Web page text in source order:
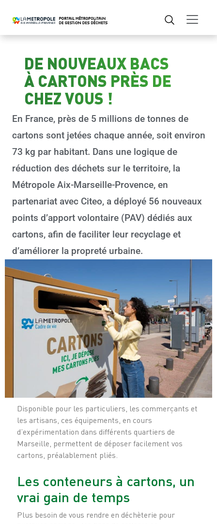
DE NOUVEAUX BACS
À CARTONS PRÈS DE
CHEZ VOUS !
En France, près de 5 millions de tonnes de
cartons sont jetées chaque année, soit environ
73 kg par habitant. Dans une logique de
réduction des déchets sur le territoire, la
Métropole Aix-Marseille-Provence, en
partenariat avec Citeo, a déployé 56 nouveaux
points d’apport volontaire (PAV) dédiés aux
cartons, afin de faciliter leur recyclage et
d’améliorer la propreté urbaine.
Disponible pour les particuliers, les commerçants et
les artisans, ces équipements, en cours
d’expérimentation dans différents quartiers de
Marseille, permettent de déposer facilement vos
cartons, préalablement pliés.
Les conteneurs à cartons, un
vrai gain de temps
Plus besoin de vous rendre en déchèterie pour